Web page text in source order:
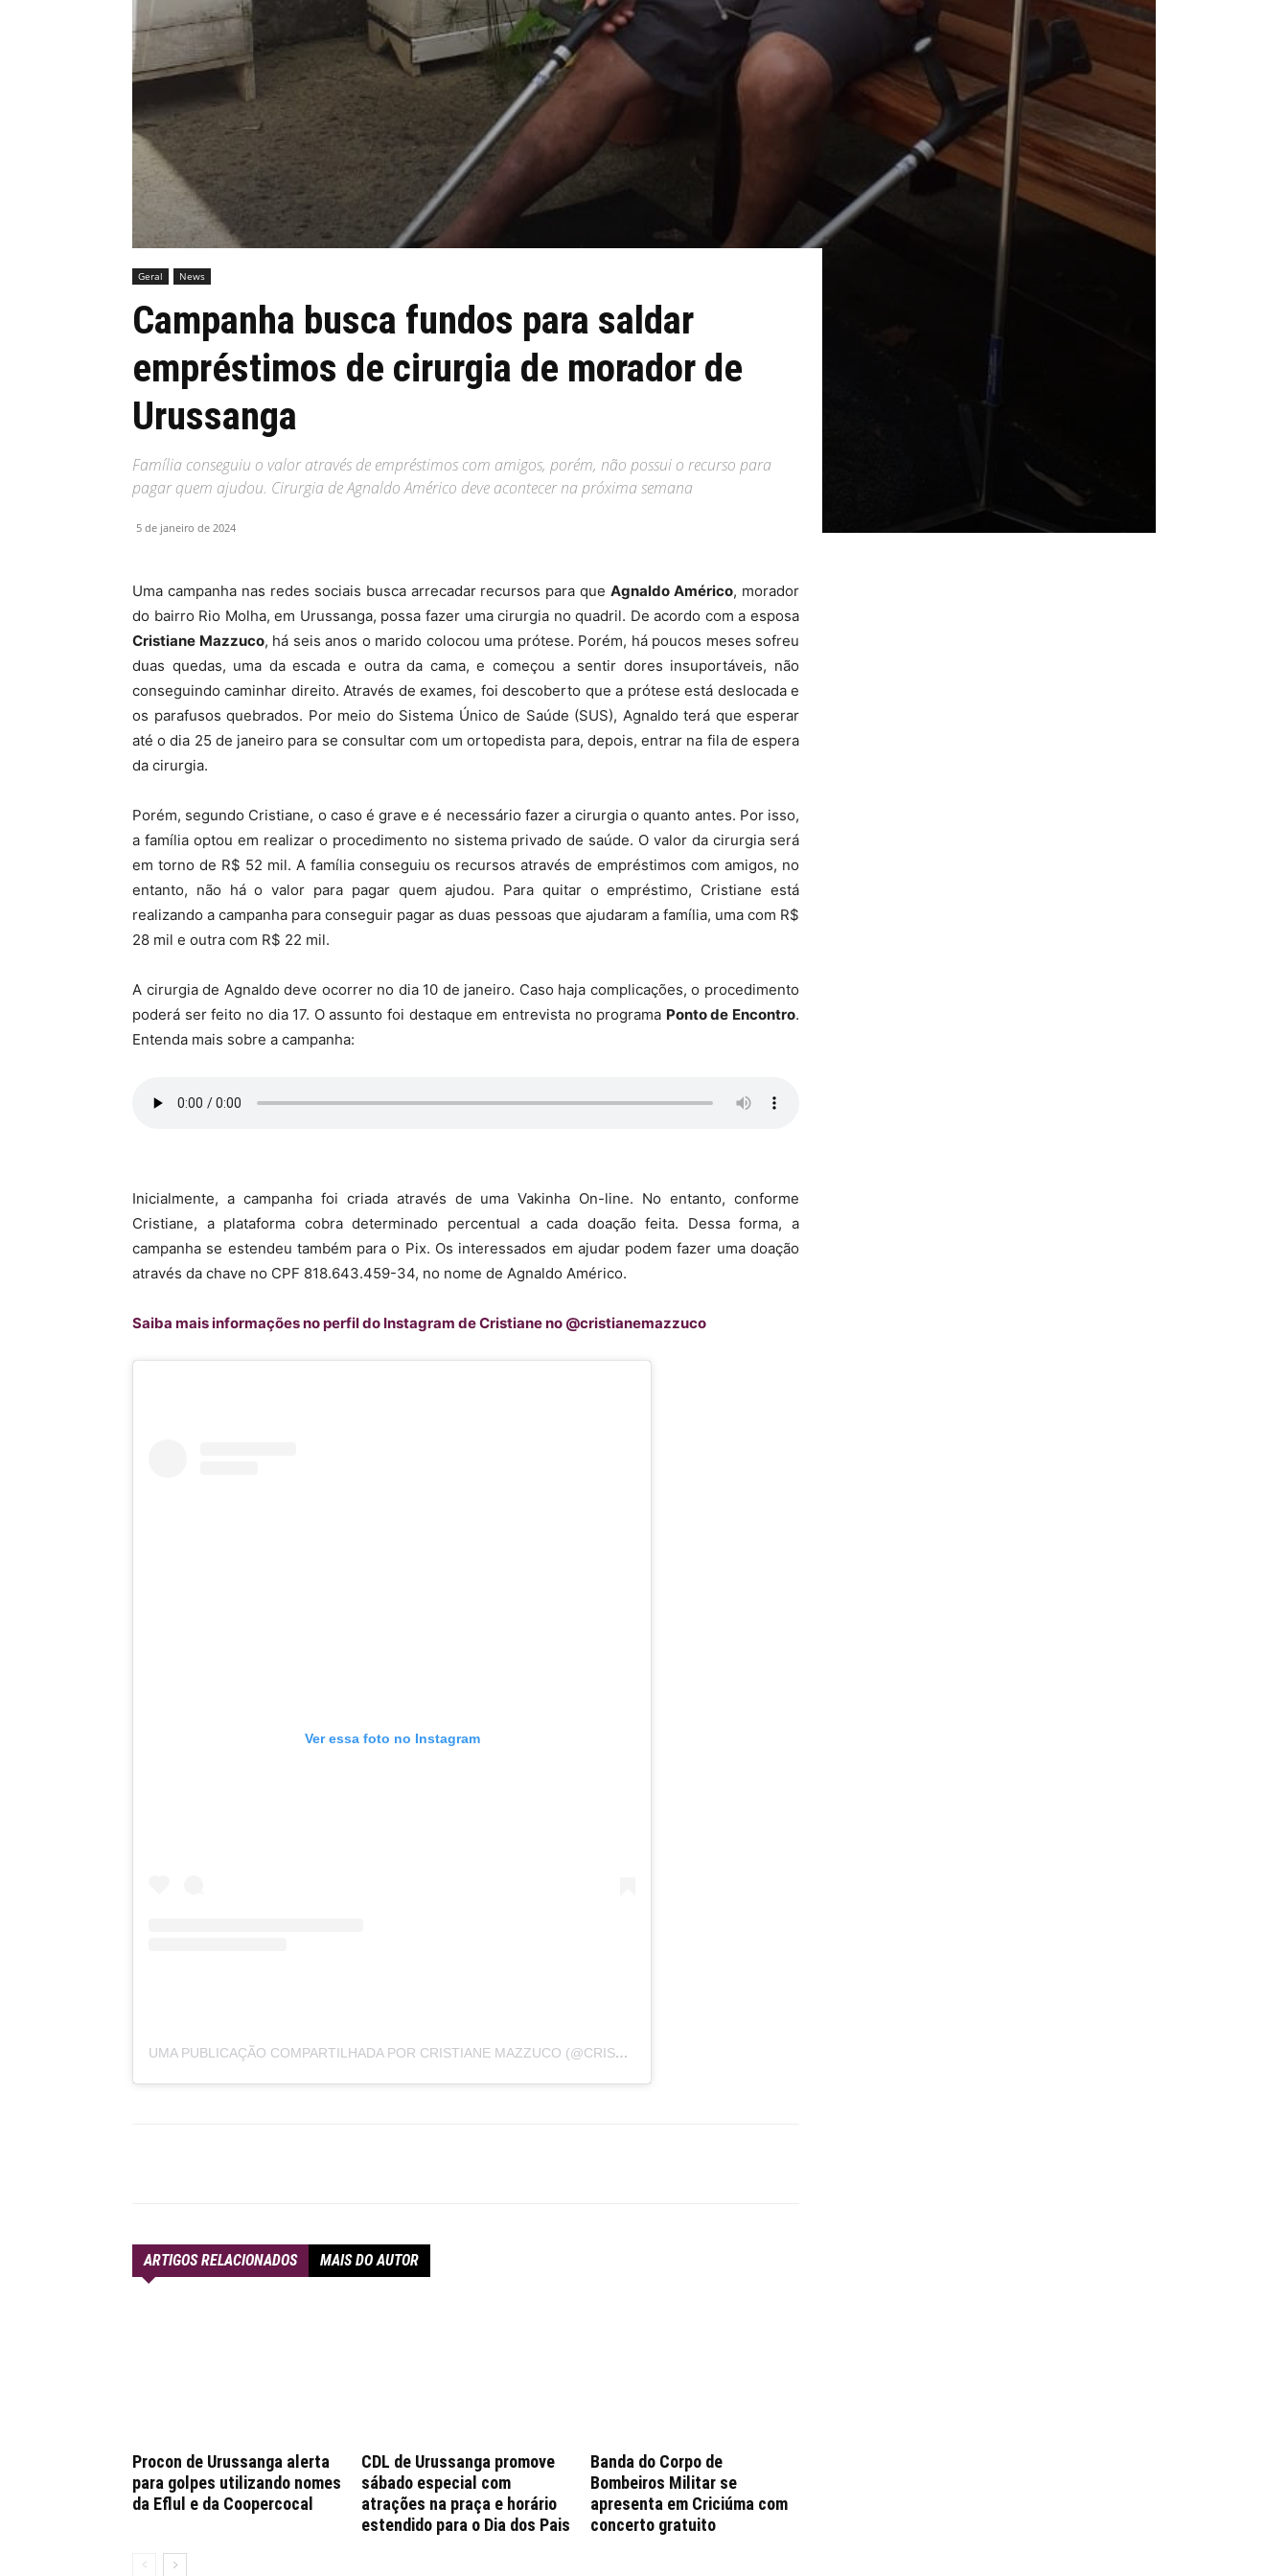
Geral News
Campanha busca fundos para saldar
empréstimos de cirurgia de morador de
Urussanga
Família conseguiu o valor através de empréstimos com amigos, porém, não possui o recurso para
pagar quem ajudou. Cirurgia de Agnaldo Américo deve acontecer na próxima semana
5 de janeiro de 2024
Uma campanha nas redes sociais busca arrecadar recursos para queAgnaldo Américo, morador
do bairro Rio Molha, em Urussanga, possa fazer uma cirurgia no quadril. De acordo com a esposa
Cristiane Mazzuco, há seis anos o marido colocou uma prótese. Porém, há poucos meses sofreu
duas quedas, uma da escada e outra da cama, e começou a sentir dores insuportáveis, não
conseguindo caminhar direito. Através de exames, foi descoberto que a prótese está deslocada e
os parafusos quebrados. Por meio do Sistema Único de Saúde (SUS), Agnaldo terá que esperar
até o dia 25 de janeiro para se consultar com um ortopedista para, depois, entrar na fila de espera
da cirurgia.
Porém, segundo Cristiane, o caso é grave e é necessário fazer a cirurgia o quanto antes. Por isso,
a família optou em realizar o procedimento no sistema privado de saúde. O valor da cirurgia será
em torno de R$ 52 mil. A família conseguiu os recursos através de empréstimos com amigos, no
entanto, não há o valor para pagar quem ajudou. Para quitar o empréstimo, Cristiane está
realizando a campanha para conseguir pagar as duas pessoas que ajudaram a família, uma com R$
28 mil e outra com R$ 22 mil.
A cirurgia de Agnaldo deve ocorrer no dia 10 de janeiro. Caso haja complicações, o procedimento
poderá ser feito no dia 17. O assunto foi destaque em entrevista no programa Ponto de Encontro.
Entenda mais sobre a campanha:
Inicialmente, a campanha foi criada através de uma Vakinha On-line. No entanto, conforme
Cristiane, a plataforma cobra determinado percentual a cada doação feita. Dessa forma, a
campanha se estendeu também para o Pix. Os interessados em ajudar podem fazer uma doação
através da chave no CPF 818.643.459-34, no nome de Agnaldo Américo.
Saiba mais informações no perfil do Instagram de Cristiane no @cristianemazzuco
Ver essa foto no Instagram
UMA PUBLICAÇÃO COMPARTILHADA POR CRISTIANE MAZZUCO (@CRISTIANEMAZZUCO)
ARTIGOS RELACIONADOS MAIS DO AUTOR
Procon de Urussanga alerta
para golpes utilizando nomes
da Eflul e da Coopercocal
CDL de Urussanga promove
sábado especial com
atrações na praça e horário
estendido para o Dia dos Pais
Banda do Corpo de
Bombeiros Militar se
apresenta em Criciúma com
concerto gratuito